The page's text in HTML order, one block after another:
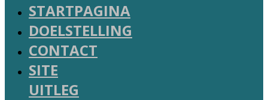
STARTPAGINA
DOELSTELLING
CONTACT
SITE
UITLEG